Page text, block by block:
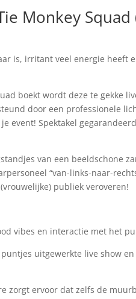
Monkey
is, irritant veel energie heeft
boekt wordt deze te gekke
door een professionele
event! Spektakel
van een beeldschone
“van-links-naar-
publiek veroveren!
vibes en interactie met het
uitgewerkte live show
zorgt ervoor dat zelfs de